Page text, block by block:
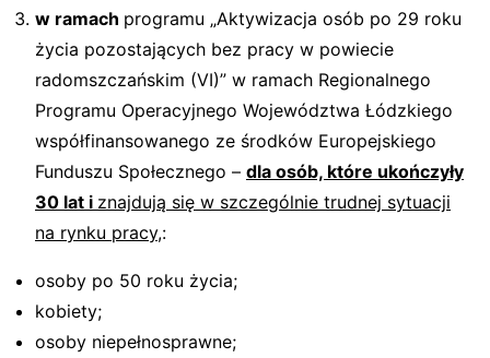
w ramach programu „Aktywizacja osób po 29 roku
życia pozostających bez pracy w powiecie
radomszczańskim (VI)” w ramach Regionalnego
Programu Operacyjnego Województwa Łódzkiego
współfinansowanego ze środków Europejskiego
Funduszu Społecznego – dla osób, które ukończyły
30 lat i znajdują się w szczególnie trudnej sytuacji
na rynku pracy,:
osoby po 50 roku życia;
kobiety;
osoby niepełnosprawne;